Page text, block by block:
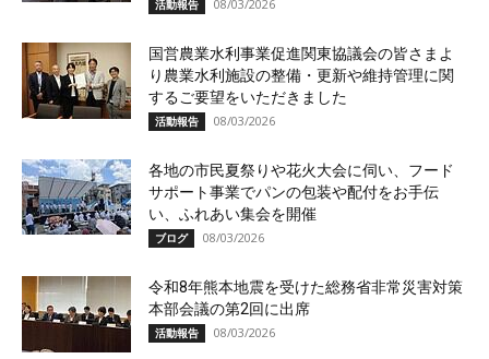
活動報告 08/03/2026
国営農業水利事業促進関東協議会の皆さまよ
り農業水利施設の整備・更新や維持管理に関
するご要望をいただきました
活動報告 08/03/2026
各地の市民夏祭りや花火大会に伺い、フード
サポート事業でパンの包装や配付をお手伝
い、ふれあい集会を開催
ブログ 08/03/2026
令和8年熊本地震を受けた総務省非常災害対策
本部会議の第2回に出席
活動報告 08/03/2026